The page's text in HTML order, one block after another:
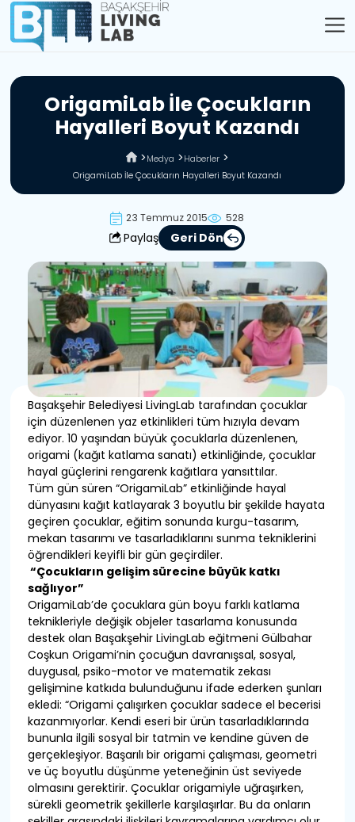
OrigamiLabİleÇocukların
Hayalleri Boyut Kazandı
Medya
Haberler
OrigamiLab İle Çocukların Hayalleri Boyut Kazandı
23 Temmuz 2015 528
Paylaş Geri Dön
Başakşehir Belediyesi LivingLab tarafından çocuklar
için düzenlenen yaz etkinlikleri tüm hızıyla devam
ediyor. 10 yaşından büyük çocuklarla düzenlenen,
origami (kağıt katlama sanatı) etkinliğinde, çocuklar
hayal güçlerini rengarenk kağıtlara yansıttılar.
Tüm gün süren “OrigamiLab” etkinliğinde hayal
dünyasını kağıt katlayarak 3 boyutlu bir şekilde hayata
geçiren çocuklar, eğitim sonunda kurgu-tasarım,
mekan tasarımı ve tasarladıklarını sunma tekniklerini
öğrendikleri keyifli bir gün geçirdiler.
“Çocukların gelişim sürecine büyük katkı
sağlıyor”
OrigamiLab’de çocuklara gün boyu farklı katlama
teknikleriyle değişik objeler tasarlama konusunda
destek olan Başakşehir LivingLab eğitmeni Gülbahar
Coşkun Origami’nin çocuğun davranışsal, sosyal,
duygusal, psiko-motor ve matematik zekası
gelişimine katkıda bulunduğunu ifade ederken şunları
ekledi: “Origami çalışırken çocuklar sadece el becerisi
kazanmıyorlar. Kendi eseri bir ürün tasarladıklarında
bununla ilgili sosyal bir tatmin ve kendine güven de
gerçekleşiyor. Başarılı bir origami çalışması, geometri
ve üç boyutlu düşünme yeteneğinin üst seviyede
olmasını gerektirir. Çocuklar origamiyle uğraşırken,
sürekli geometrik şekillerle karşılaşırlar. Bu da onların